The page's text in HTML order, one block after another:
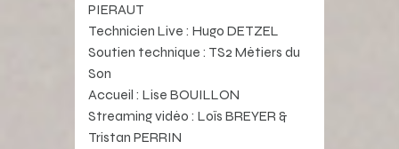
PIERAUT
Technicien Live : Hugo DETZEL
Soutien technique : TS2 Métiers du
Son
Accueil : Lise BOUILLON
Streaming vidéo : Loïs BREYER &
Tristan PERRIN